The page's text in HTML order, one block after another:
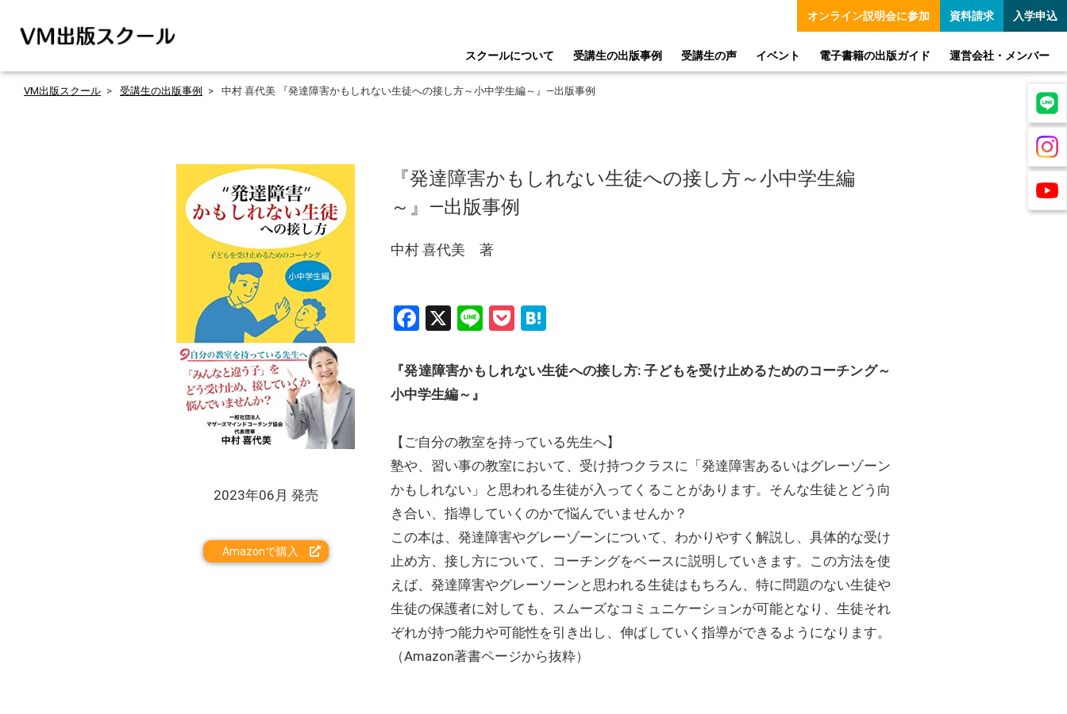
スクールについて 受講生の出版事例 受講生の声 イベント 電子書籍の出版ガイド 運営会社・メンバー
オンライン説明会に参加 資料請求 入学申込
VM出版スクール 受講生の出版事例 中村 喜代美 『発達障害かもしれない生徒への接し方～小中学生編～』―出版事例
2023年06月 発売
Amazonで購入
『発達障害かもしれない生徒への接し方～小中学生編
～』―出版事例
中村 喜代美 著
Facebook
X LinePocket
『発達障害かもしれない生徒への接し方: 子どもを受け止めるためのコーチング～
小中学生編～』
【ご自分の教室を持っている先生へ】
塾や、習い事の教室において、受け持つクラスに「発達障害あるいはグレーゾーン
かもしれない」と思われる生徒が入ってくることがあります。そんな生徒とどう向
き合い、指導していくのかで悩んでいませんか？
この本は、発達障害やグレーゾーンについて、わかりやすく解説し、具体的な受け
止め方、接し方について、コーチングをベースに説明していきます。この方法を使
えば、発達障害やグレーソーンと思われる生徒はもちろん、特に問題のない生徒や
生徒の保護者に対しても、スムーズなコミュニケーションが可能となり、生徒それ
ぞれが持つ能力や可能性を引き出し、伸ばしていく指導ができるようになります。
（Amazon著書ページから抜粋）